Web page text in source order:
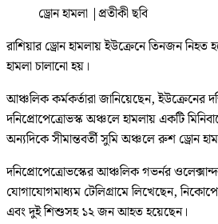
ড্রোন হামলা |প্রতীকী ছবি
রাশিয়ার ড্রোন হামলায় ইউক্রেনে তিনজন
হামলা চালানো হয়।
আঞ্চলিক কর্মকর্তারা জানিয়েছেন, ইউক্রেনের
দনিপ্রোপেত্রোভস্ক অঞ্চলে হামলায় একটি
অন্যদিকে সীমান্তবর্তী সুমি অঞ্চলে রুশ ড্রোন
দনিপ্রোপেত্রোভস্কের আঞ্চলিক গভর্নর
যোগাযোগমাধ্যম টেলিগ্রামে লিখেছেন,
এবং দুই শিশুসহ ১২ জন আহত হয়েছেন।